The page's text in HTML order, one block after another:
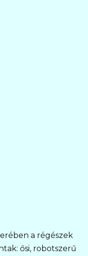
a régészek
ősi, robotszerű